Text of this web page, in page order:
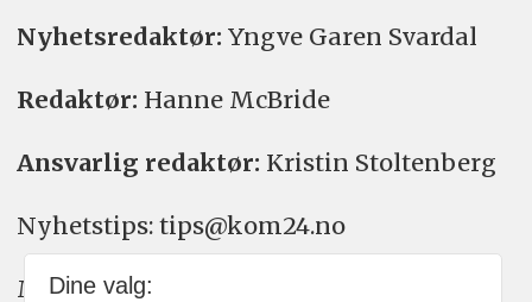
Nyhetsredaktør: Yngve Garen Svardal
Redaktør: Hanne McBride
Ansvarlig redaktør: Kristin Stoltenberg
Nyhetstips: tips@kom24.no
Meninger: meninger@kom24.no
Dine valg: